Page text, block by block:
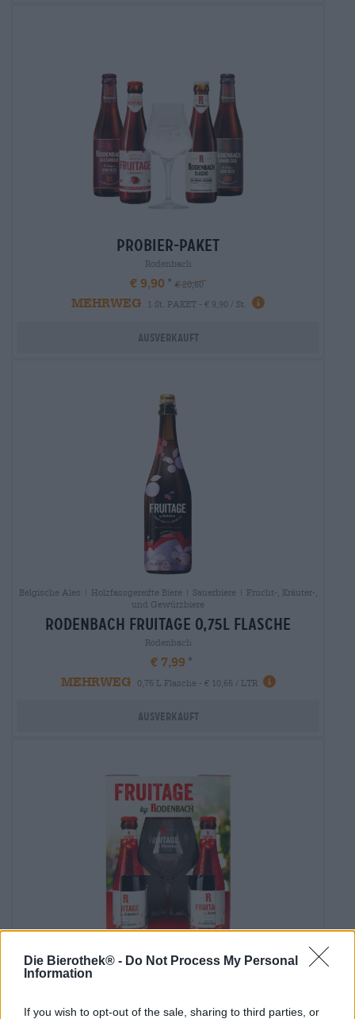
Die Bierothek® - Do Not Process My Personal
Information
If you wish to opt-out of the sale, sharing to third parties, or
probier-paket
Rodenbach
€ 9,90 € 20,60
MEHRWEG 1 St. PAKET - € 9,90 / St.
Ausverkauft
Belgische Ales | Holzfassgereifte Biere | Sauerbiere | Frucht-, Kräuter-,
und Gewürzbiere
rodenbach fruitage 0,75l flasche
Rodenbach
€ 7,99
MEHRWEG
0,75 L Flasche - € 10,65 / LTR
Ausverkauft
Rodenbach